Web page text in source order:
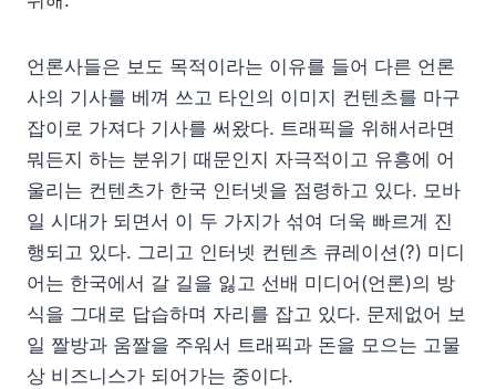
언론사들은 보도 목적이라는 이유를 들어 다른 언론
사의 기사를 베껴 쓰고 타인의 이미지 컨텐츠를 마구
잡이로 가져다 기사를 써왔다. 트래픽을 위해서라면
뭐든지 하는 분위기 때문인지 자극적이고 유흥에 어
울리는 컨텐츠가 한국 인터넷을 점령하고 있다. 모바
일 시대가 되면서 이 두 가지가 섞여 더욱 빠르게 진
행되고 있다. 그리고 인터넷 컨텐츠 큐레이션(?) 미디
어는 한국에서 갈 길을 잃고 선배 미디어(언론)의 방
식을 그대로 답습하며 자리를 잡고 있다. 문제없어 보
일 짤방과 움짤을 주워서 트래픽과 돈을 모으는 고물
상 비즈니스가 되어가는 중이다.